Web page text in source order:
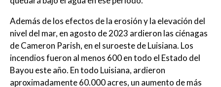
Además de los efectos de la erosión y la elevación del
nivel del mar, en agosto de 2023 ardieron las ciénagas
de Cameron Parish, en el suroeste de Luisiana. Los
incendios fueron al menos 600 en todo el Estado del
Bayou este año. En todo Luisiana, ardieron
aproximadamente 60.000 acres, un aumento de más